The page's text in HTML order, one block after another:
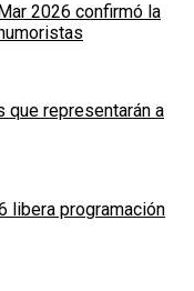
2026 confirmó la
que representarán a
libera programación